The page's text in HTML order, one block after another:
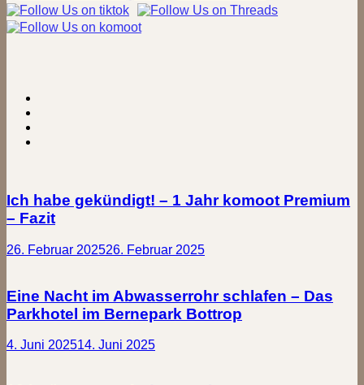
Ich habe gekündigt! – 1 Jahr komoot Premium
– Fazit
26. Februar 202526. Februar 2025
Eine Nacht im Abwasserrohr schlafen – Das
Parkhotel im Bernepark Bottrop
4. Juni 202514. Juni 2025